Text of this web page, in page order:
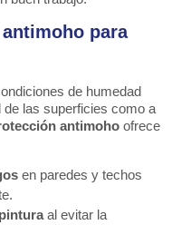
para
de humedad
de las superficies como a
antimoho ofrece
en paredes y techos
al evitar la